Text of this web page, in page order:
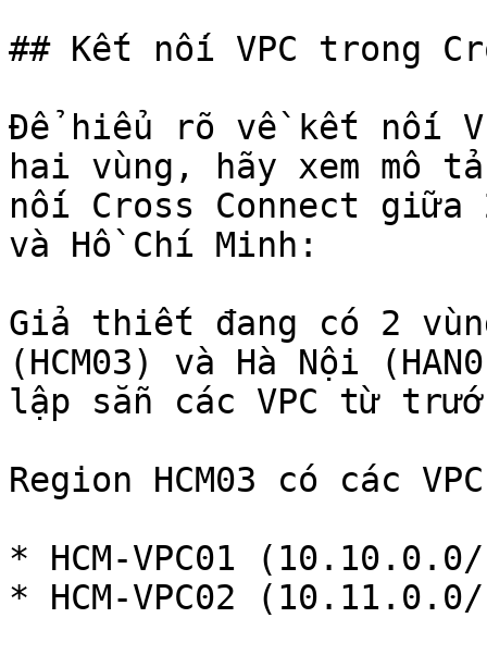
## Kết nối VPC trong
Để hiểu rõ về kết nối
hai vùng, hãy xem mô
nối Cross Connect giữa
và Hồ Chí Minh:
Giả thiết đang có 2
(HCM03) và Hà Nội
lập sẵn các VPC từ
Region HCM03 có các
* HCM-VPC01
* HCM-VPC02